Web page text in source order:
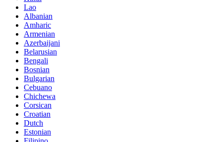
Lao
Albanian
Amharic
Armenian
Azerbaijani
Belarusian
Bengali
Bosnian
Bulgarian
Cebuano
Chichewa
Corsican
Croatian
Dutch
Estonian